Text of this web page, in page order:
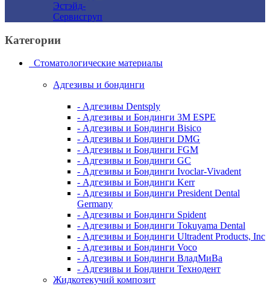
Эстэйд-
Сервисгруп
Категории
Стоматологические материалы
Адгезивы и бондинги
- Адгезивы Dentsply
- Адгезивы и Бондинги 3M ESPE
- Адгезивы и Бондинги Bisico
- Адгезивы и Бондинги DMG
- Адгезивы и Бондинги FGM
- Адгезивы и Бондинги GC
- Адгезивы и Бондинги Ivoclar-Vivadent
- Адгезивы и Бондинги Kerr
- Адгезивы и Бондинги President Dental
Germany
- Адгезивы и Бондинги Spident
- Адгезивы и Бондинги Tokuyama Dental
- Адгезивы и Бондинги Ultradent Products, Inc
- Адгезивы и Бондинги Voco
- Адгезивы и Бондинги ВладМиВа
- Адгезивы и Бондинги Технодент
Жидкотекучий композит